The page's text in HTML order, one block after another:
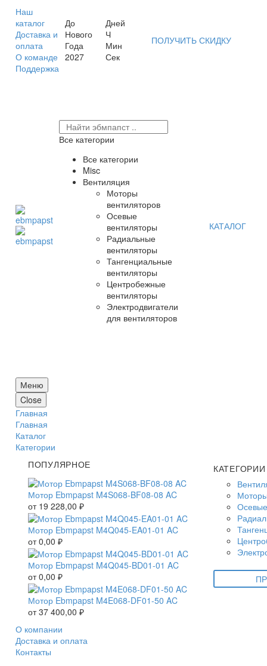
Наш
каталог
Доставка и
оплата
О команде
Поддержка
До
Нового
Года
2027
Дней
Ч
Мин
Сек
ПОЛУЧИТЬ СКИДКУ
Все категории
Все категории
Misc
Вентиляция
Моторы
вентиляторов
Осевые
вентиляторы
Радиальные
вентиляторы
Тангенциальные
вентиляторы
Центробежные
вентиляторы
Электродвигатели
для вентиляторов
КАТАЛОГ
Меню
Close
Главная
Главная
Каталог
Категории
ПОПУЛЯРНОЕ
Мотор Ebmpapst M4S068-BF08-08 AC
от 19 228,00 ₽
Мотор Ebmpapst M4Q045-EA01-01 AC
от0,00 ₽
Мотор Ebmpapst M4Q045-BD01-01 AC
от0,00 ₽
Мотор Ebmpapst M4E068-DF01-50 AC
от37 400,00 ₽
КАТЕГОРИИ
О компании
Доставка и оплата
Контакты